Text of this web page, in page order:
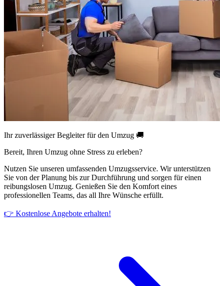
Ihr zuverlässiger Begleiter für den Umzug 🚚
Bereit, Ihren Umzug ohne Stress zu erleben?
Nutzen Sie unseren umfassenden Umzugsservice. Wir unterstützen
Sie von der Planung bis zur Durchführung und sorgen für einen
reibungslosen Umzug. Genießen Sie den Komfort eines
professionellen Teams, das all Ihre Wünsche erfüllt.
👉 Kostenlose Angebote erhalten!